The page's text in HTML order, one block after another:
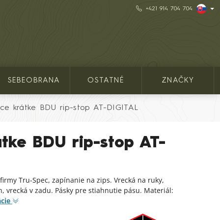
+421 914 704 704
SEBEOBRANA OSTATNÉ ZNAČKY
krátke BDU rip-stop AT-DIGITAL
BDU rip-stop AT-
Tru-Spec, zapínanie na zips. Vrecká na ruky,
vrecká v zadu. Pásky pre stiahnutie pásu. Materiál: